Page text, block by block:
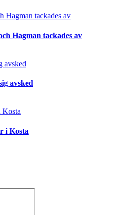
Hagman tackades av
avsked
i Kosta